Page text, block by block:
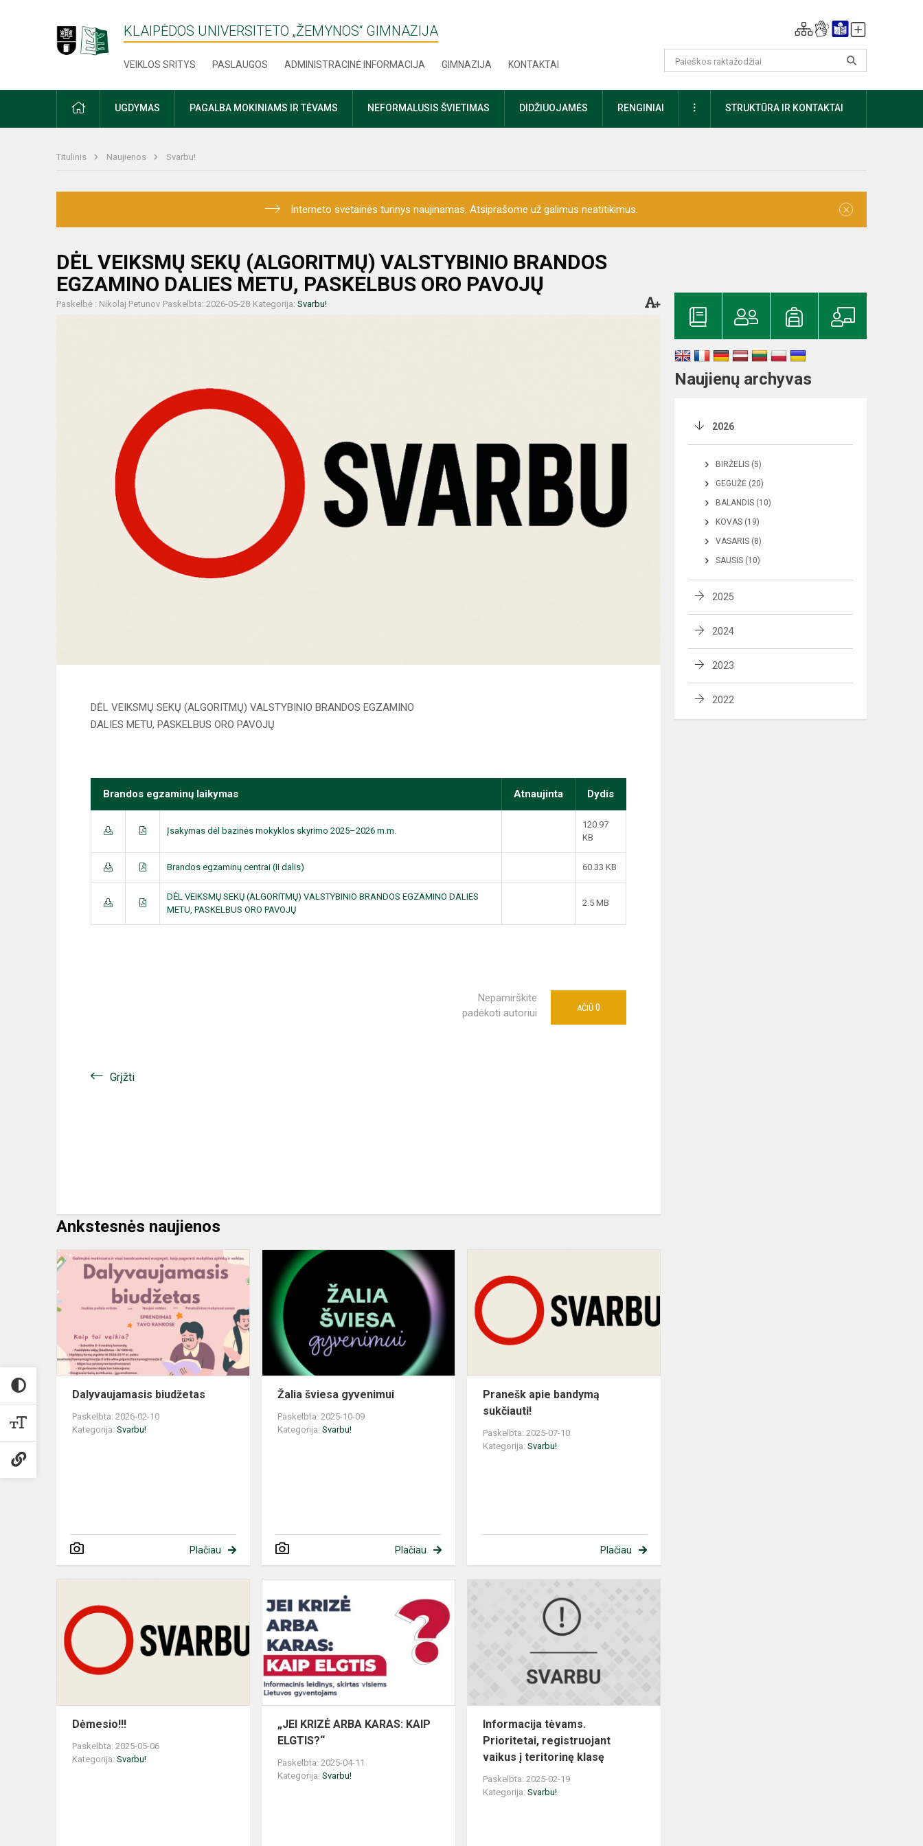
KLAIPĖDOS UNIVERSITETO „ŽEMYNOS“ GIMNAZIJA
VEIKLOS SRITYS PASLAUGOS ADMINISTRACINĖ INFORMACIJA GIMNAZIJA KONTAKTAI
PRADŽIAUGDYMAS PAGALBA MOKINIAMS IR TĖVAMS NEFORMALUSIS ŠVIETIMAS DIDŽIUOJAMĖS RENGINIAI DAUGIAUSTRUKTŪRA IR KONTAKTAI
Titulinis Naujienos Svarbu!
Interneto svetainės turinys naujinamas. Atsiprašome už galimus neatitikimus. ×
DĖL VEIKSMŲ SEKŲ (ALGORITMŲ) VALSTYBINIO BRANDOS
EGZAMINO DALIES METU, PASKELBUS ORO PAVOJŲ
Paskelbė : Nikolaj Petunov Paskelbta: 2026-05-28 Kategorija: Svarbu!
DĖL VEIKSMŲ SEKŲ (ALGORITMŲ) VALSTYBINIO BRANDOS EGZAMINO
DALIES METU, PASKELBUS ORO PAVOJŲ
Brandos egzaminų laikymas Atnaujinta Dydis
Įsakymas dėl bazinės mokyklos skyrimo 2025–2026 m.m.
120.97
KB
Brandos egzaminų centrai (II dalis) 60.33 KB
DĖL VEIKSMŲ SEKŲ (ALGORITMŲ) VALSTYBINIO BRANDOS EGZAMINO DALIES
METU, PASKELBUS ORO PAVOJŲ
2.5 MB
Nepamirškite
padėkoti autoriui
AČIŪ 0
Grįžti
Ankstesnės naujienos
Dalyvaujamasis
biudžetas
Dalyvaujamasis biudžetas
Paskelbta: 2026-02-10
Kategorija: Svarbu!
Plačiau
gyvenimui
Žalia šviesa gyvenimui
Paskelbta: 2025-10-09
Kategorija:Svarbu!
Plačiau
Pranešk apie bandymą
sukčiauti!
Paskelbta: 2025-07-10
Kategorija:Svarbu!
Plačiau
Dėmesio!!!
Paskelbta: 2025-05-06
Kategorija: Svarbu!
„JEI KRIZĖ ARBA KARAS: KAIP
ELGTIS?“
Paskelbta: 2025-04-11
Kategorija:Svarbu!
Informacija tėvams.
Prioritetai, registruojant
vaikus į teritorinę klasę
Paskelbta: 2025-02-19
Kategorija:Svarbu!
Naujienų archyvas
2026
BIRŽELIS (5)
GEGUŽĖ (20)
BALANDIS (10)
KOVAS (19)
VASARIS (8)
SAUSIS (10)
2025
2024
2023
2022